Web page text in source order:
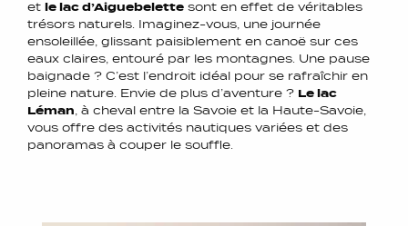
et le lac d’Aiguebelette sont en effet de véritables
trésors naturels. Imaginez-vous, une journée
ensoleillée, glissant paisiblement en canoë sur ces
eaux claires, entouré par les montagnes. Une pause
baignade ? C’est l’endroit idéal pour se rafraîchir en
pleine nature. Envie de plus d’aventure ? Le lac
Léman , à cheval entre la Savoie et la Haute-Savoie,
vous offre des activités nautiques variées et des
panoramas à couper le souffle.